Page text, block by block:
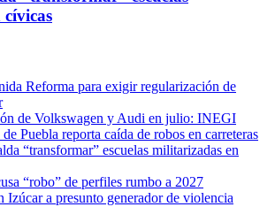
Reforma para exigir regularización de
de Volkswagen y Audi en julio: INEGI
Puebla reporta caída de robos en carreteras
“transformar” escuelas militarizadas en
“robo” de perfiles rumbo a 2027
Izúcar a presunto generador de violencia